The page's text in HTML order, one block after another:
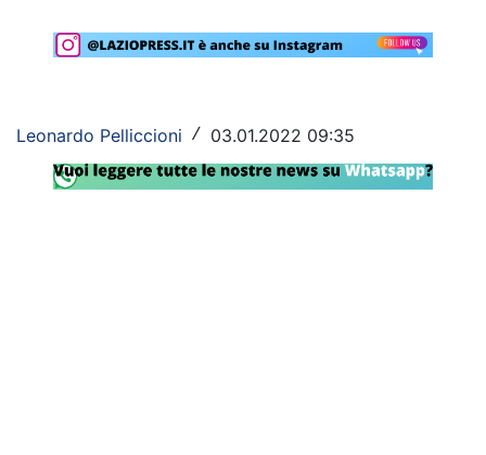
Primavera
Lazio Women
Rassegna Lazio
Leonardo Pelliccioni / 03.01.2022 09:35